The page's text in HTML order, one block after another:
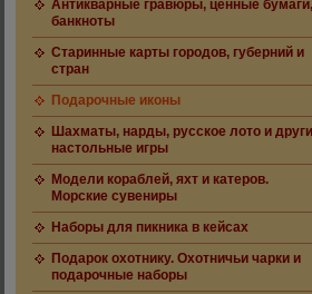
Антикварные гравюры, ценные бумаги,
банкноты
Старинные карты городов, губерний и
стран
Подарочные иконы
Шахматы, нарды, русское лото и
настольные игры
Модели кораблей, яхт и катеров.
Морские сувениры
Наборы для пикника в кейсах
Подарок охотнику. Охотничьи чарки и
подарочные наборы